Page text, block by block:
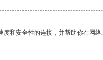
和安全性的连接，并帮助你在网络